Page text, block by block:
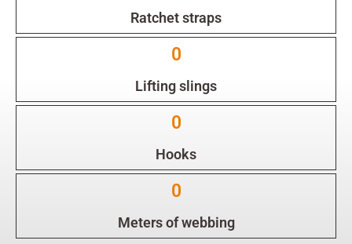
Ratchet straps
0
Lifting slings
0
Hooks
0
Meters of webbing